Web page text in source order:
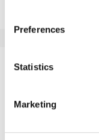
Collect
Identify your
Find out more
and set your
Preferences
Statistics
Marketing
Aktuelle Ausgaben